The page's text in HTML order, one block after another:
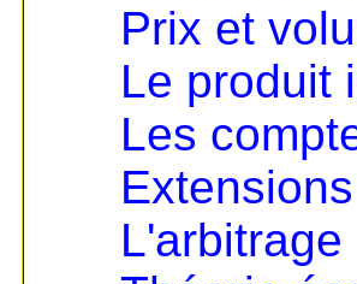
Prix et
Le produit
Les
L'arbitrage